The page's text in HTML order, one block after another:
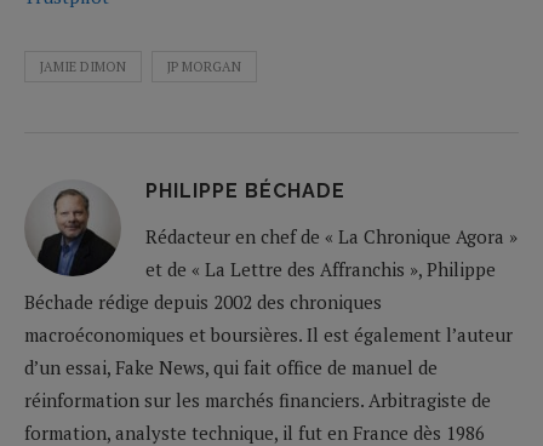
JAMIE DIMON JP MORGAN
PHILIPPE BÉCHADE
Rédacteur en chef de « La Chronique Agora »
et de « La Lettre des Affranchis », Philippe
Béchade rédige depuis 2002 des chroniques
macroéconomiques et boursières. Il est également l’auteur
d’un essai, Fake News, qui fait office de manuel de
réinformation sur les marchés financiers. Arbitragiste de
formation, analyste technique, il fut en France dès 1986